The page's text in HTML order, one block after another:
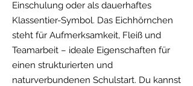
Einschulung oder als dauerhaftes
Klassentier-Symbol. Das Eichhörnchen
steht für Aufmerksamkeit, Fleiß und
Teamarbeit – ideale Eigenschaften für
einen strukturierten und
naturverbundenen Schulstart. Du kannst